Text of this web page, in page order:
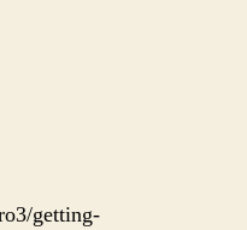
getting-